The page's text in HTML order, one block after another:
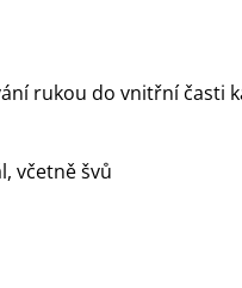
rukou do vnitřní časti
včetně švů